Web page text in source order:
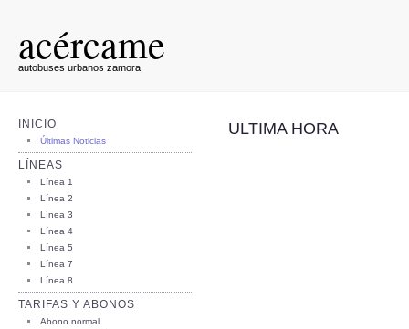
acércame
autobuses urbanos zamora
INICIO
Últimas Noticias
LÍNEAS
Línea 1
Línea 2
Línea 3
Línea 4
Línea 5
Línea 7
Línea 8
TARIFAS Y ABONOS
Abono normal
ULTIMA HORA